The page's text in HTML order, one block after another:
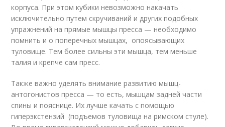
корпуса. При этом кубики невозможно накачать
исключительно путем скручиваний и других подобных
упражнений на прямые мышцы пресса — необходимо
помнить и о поперечных мышцах, опоясывающих
туловище. Тем более сильны эти мышца, тем меньше
талия и крепче сам пресс.
Также важно уделять внимание развитию мышц-
антогонистов пресса — то есть, мышцам задней части
спины и пояснице. Их лучше качать с помощью
гиперэкстензий (подъемов туловища на римском стуле).